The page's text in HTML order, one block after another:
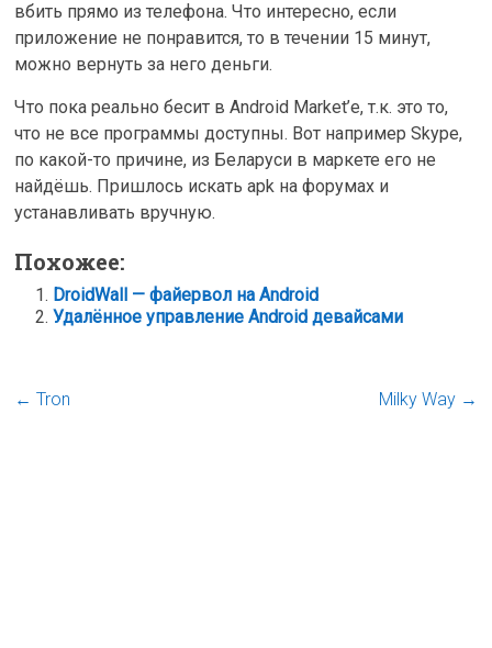
вбить прямо из телефона. Что интересно, если
приложение не понравится, то в течении 15 минут,
можно вернуть за него деньги.
Что пока реально бесит в Android Market’е, т.к. это то,
что не все программы доступны. Вот например Skype,
по какой-то причине, из Беларуси в маркете его не
найдёшь. Пришлось искать apk на форумах и
устанавливать вручную.
Похожее:
DroidWall — файервол на Android
Удалённое управление Android девайсами
← Tron Milky Way →